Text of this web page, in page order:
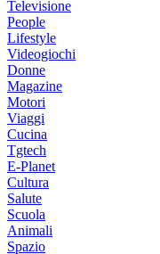
Televisione
People
Lifestyle
Videogiochi
Donne
Magazine
Motori
Viaggi
Cucina
Tgtech
E-Planet
Cultura
Salute
Scuola
Animali
Spazio